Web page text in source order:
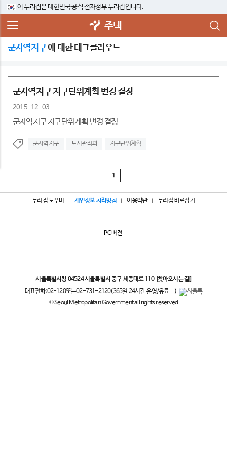
이 누리집은 대한민국 공식 전자정부 누리집입니다.
주택
군자역지구에 대한 태그클라우드
군자역지구 지구단위계획 변경 결정
2015-12-03
군자역지구 지구단위계획 변경 결정
군자역지구 도시관리과 지구단위계획
1
누리집 도우미 개인정보 처리방침 이용약관 누리집 바로잡기
PC버전
서울특별시청 04524 서울특별시 중구 세종대로 110 [찾아오시는 길]
대표전화:02-120또는02-731-2120(365일 24시간 운영/유료
)
© Seoul Metropolitan Government all rights reserved